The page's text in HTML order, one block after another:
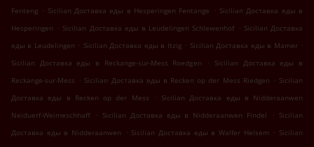
Fenteng . Sicilian Доставка еды в Hesperingen Fentange . Sicilian Доставка еды в
Hesperingen . Sicilian Доставка еды в Leudelingen Schlewenhof . Sicilian Доставка
еды в Leudelingen . Sicilian Доставка еды в Itzig . Sicilian Доставка еды в Mamer .
Sicilian Доставка еды в Reckange-sur-Mess Roedgen
.
Sicilian Доставка еды в
Reckange-sur-Mess . Sicilian Доставка еды в Recken op der Mess Riedgen . Sicilian
Доставка еды в Recken op der Mess
. Sicilian Доставка еды в Nidderaanwen
Neiduerf-Weimeschhaff
. Sicilian Доставка еды в Nidderaanwen Findel . Sicilian
Доставка еды в Nidderaanwen
. Sicilian Доставка еды в Walfer Helsem . Sicilian